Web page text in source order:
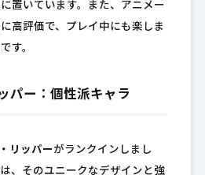
置いています。また、アニメー
高評価で、プレイ中にも楽しま
す。
パー：個性派キャラ
リッパー がランクインしまし
、そのユニークなデザインと強